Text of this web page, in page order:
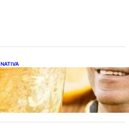
esențiale pentru
glicemiei sub control pe timpul
specialistului